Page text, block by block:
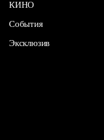
КИНО
События
Эксклюзив